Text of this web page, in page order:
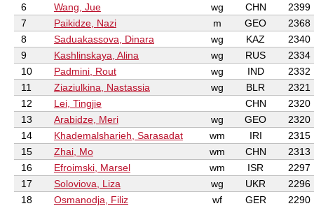
6
Wang, Jue wg CHN
2399
7
Paikidze, Nazi m GEO
2368
8
Saduakassova, Dinara wg KAZ
2340
9
Kashlinskaya, Alina wg RUS
2334
10
Padmini, Rout wg IND
2332
11
Ziaziulkina, Nastassia wg BLR
2321
12
Lei, Tingjie CHN
2320
13
Arabidze, Meri wg GEO
2320
14
Khademalsharieh, Sarasadat wm IRI
2315
15
Zhai, Mo wm CHN
2313
16
Efroimski, Marsel wm ISR
2297
17
Soloviova, Liza wg UKR
2296
18
Osmanodja, Filiz wf GER
2290